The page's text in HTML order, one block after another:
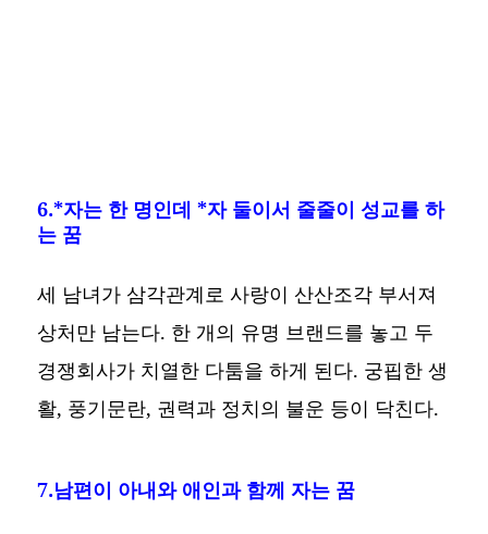
6.*자는 한 명인데 *자 둘이서 줄줄이 성교를 하
는 꿈
세 남녀가 삼각관계로 사랑이 산산조각 부서져
상처만 남는다. 한 개의 유명 브랜드를 놓고 두
경쟁회사가 치열한 다툼을 하게 된다. 궁핍한 생
활, 풍기문란, 권력과 정치의 불운 등이 닥친다.
7.남편이 아내와 애인과 함께 자는 꿈